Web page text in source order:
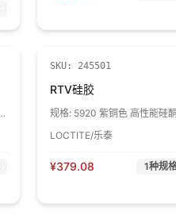
SKU: 245501
RTV硅胶
规格: 5920 紫铜色 高性能硅
LOCTITE/乐泰
¥379.08 1种规